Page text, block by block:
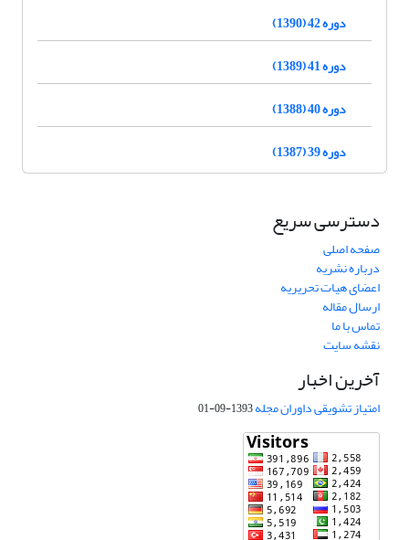
دوره 42 (1390)
دوره 41 (1389)
دوره 40 (1388)
دوره 39 (1387)
دسترسی سریع
صفحه اصلی
درباره نشریه
اعضای هیات تحریریه
ارسال مقاله
تماس با ما
نقشه سایت
آخرین اخبار
امتیاز تشویقی داوران مجله1393-09-01